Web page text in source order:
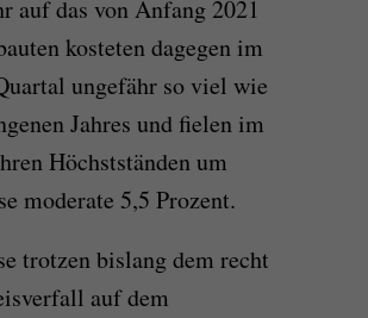
auf das von Anfang 2021
kosteten dagegen im
ungefähr so viel wie
Jahres und fielen im
Höchstständen um
moderate 5,5 Prozent.
trotzen bislang dem recht
auf dem